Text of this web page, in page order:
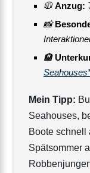
🧥Anzug:
📸
🏨
Mein Tipp:
Seahouses,
Boote schnell
Spätsommer